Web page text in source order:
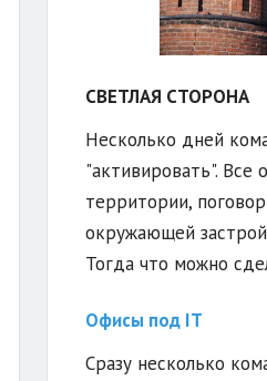
СВЕТЛАЯ СТОРОНА
Несколько дней
"активировать". Все
территории,
окружающей
Тогда что можно
Офисы под IT
Сразу несколько